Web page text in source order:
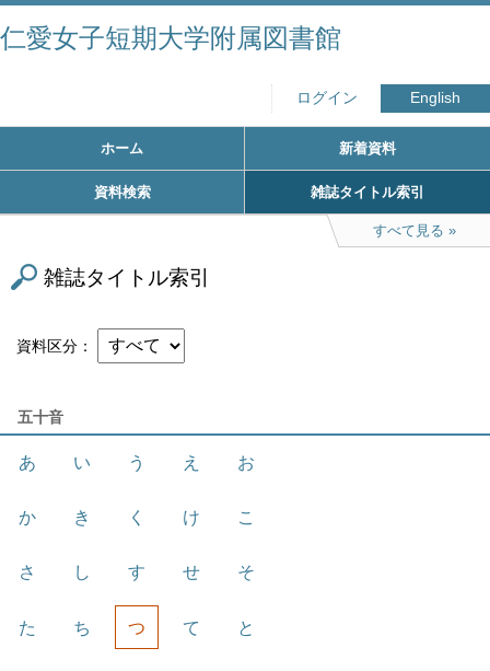
仁愛女子短期大学附属図書館
ログイン English
ホーム 新着資料
資料検索 雑誌タイトル索引
すべて見る
雑誌タイトル索引
資料区分
五十音
あ い う え お
か き く け こ
さ し す せ そ
た ち つ て と